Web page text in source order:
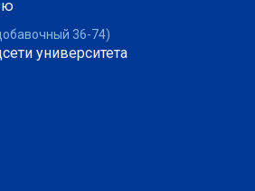
36-74)
университета